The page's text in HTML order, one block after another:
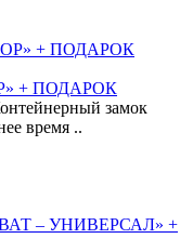
+ ПОДАРОК
замок
время ..